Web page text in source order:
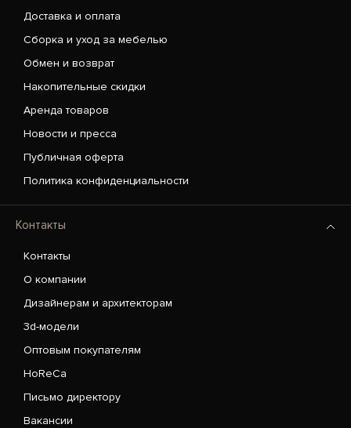
Доставка и оплата
Сборка и уход за мебелью
Обмен и возврат
Накопительные скидки
Аренда товаров
Новости и пресса
Публичная оферта
Политика конфиденциальности
Контакты
Контакты
О компании
Дизайнерам и архитекторам
3d-модели
Оптовым покупателям
HoReCa
Письмо директору
Вакансии